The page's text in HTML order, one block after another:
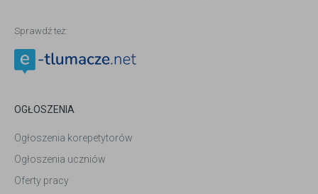
Sprawdź też:
OGŁOSZENIA
Ogłoszenia korepetytorów
Ogłoszenia uczniów
Oferty pracy